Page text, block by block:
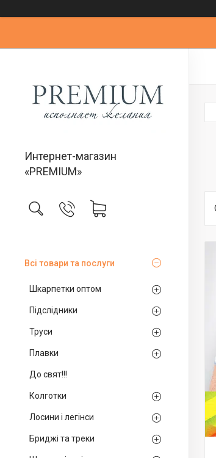
Интернет-магазин
«PREMIUM»
Всі товари та послуги
Шкарпетки оптом
Підслідники
Труси
Плавки
До свят!!!
Колготки
Лосини і легінси
Бриджі та треки